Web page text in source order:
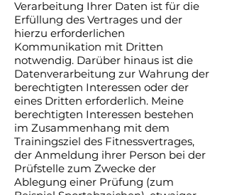
Verarbeitung Ihrer Daten ist für die
Erfüllung des Vertrages und der
hierzu erforderlichen
Kommunikation mit Dritten
notwendig. Darüber hinaus ist die
Datenverarbeitung zur Wahrung der
berechtigten Interessen oder der
eines Dritten erforderlich. Meine
berechtigten Interessen bestehen
im Zusammenhang mit dem
Trainingsziel des Fitnessvertrages,
der Anmeldung ihrer Person bei der
Prüfstelle zum Zwecke der
Ablegung einer Prüfung (zum